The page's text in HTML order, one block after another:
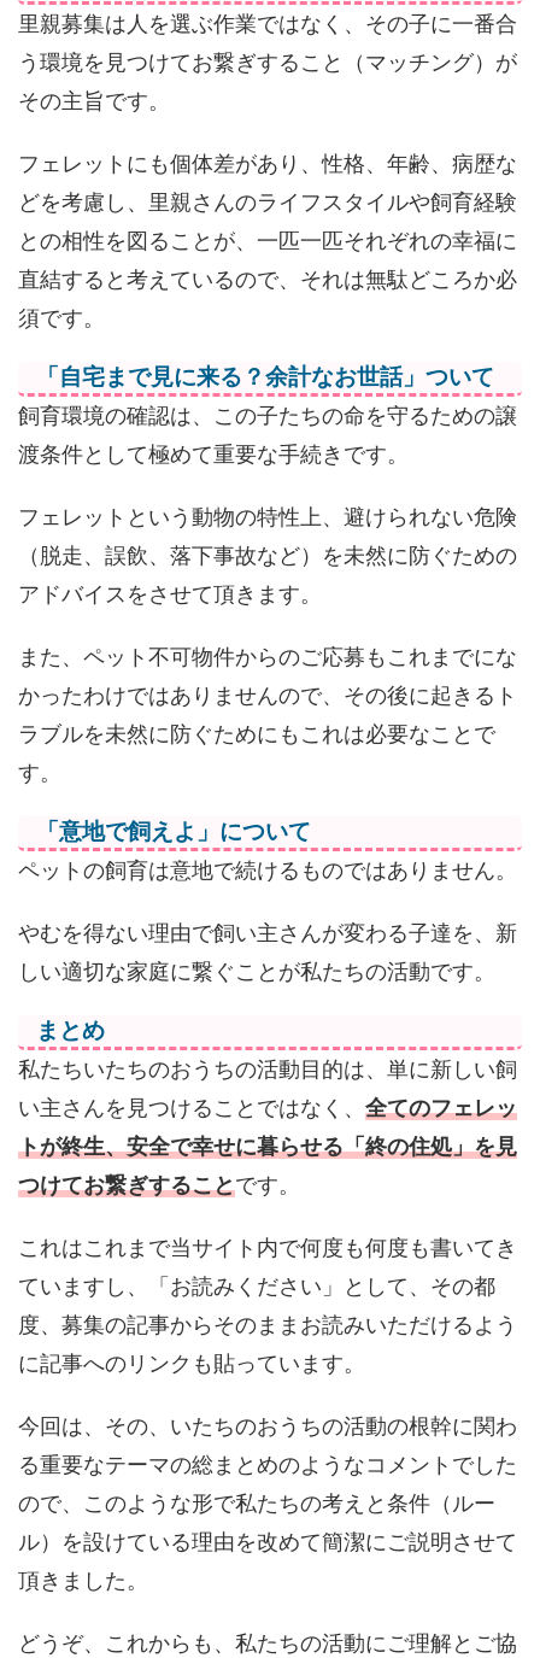
里親募集は人を選ぶ作業ではなく、その子に一番合
う環境を見つけてお繋ぎすること（マッチング）が
その主旨です。
フェレットにも個体差があり、性格、年齢、病歴な
どを考慮し、里親さんのライフスタイルや飼育経験
との相性を図ることが、一匹一匹それぞれの幸福に
直結すると考えているので、それは無駄どころか必
須です。
「自宅まで見に来る？余計なお世話」ついて
飼育環境の確認は、この子たちの命を守るための譲
渡条件として極めて重要な手続きです。
フェレットという動物の特性上、避けられない危険
（脱走、誤飲、落下事故など）を未然に防ぐための
アドバイスをさせて頂きます。
また、ペット不可物件からのご応募もこれまでにな
かったわけではありませんので、その後に起きるト
ラブルを未然に防ぐためにもこれは必要なことで
す。
「意地で飼えよ」について
ペットの飼育は意地で続けるものではありません。
やむを得ない理由で飼い主さんが変わる子達を、新
しい適切な家庭に繋ぐことが私たちの活動です。
まとめ
私たちいたちのおうちの活動目的は、単に新しい飼
い主さんを見つけることではなく、 全てのフェレッ
トが終生、安全で幸せに暮らせる「終の住処」を見
つけてお繋ぎすることです。
これはこれまで当サイト内で何度も何度も書いてき
ていますし、「お読みください」として、その都
度、募集の記事からそのままお読みいただけるよう
に記事へのリンクも貼っています。
今回は、その、いたちのおうちの活動の根幹に関わ
る重要なテーマの総まとめのようなコメントでした
ので、このような形で私たちの考えと条件（ルー
ル）を設けている理由を改めて簡潔にご説明させて
頂きました。
どうぞ、これからも、私たちの活動にご理解とご協